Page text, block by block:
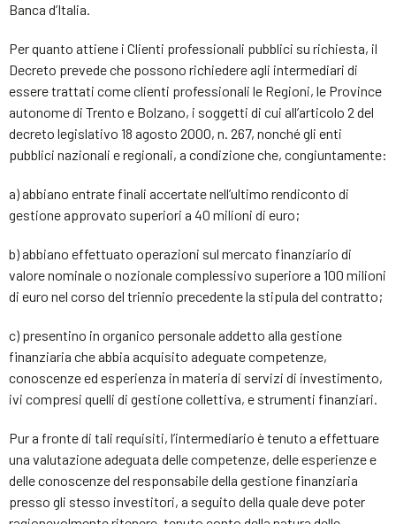
Banca d’Italia.
Per quanto attiene i Clienti professionali pubblici su richiesta, il
Decreto prevede che possono richiedere agli intermediari di
essere trattati come clienti professionali le Regioni, le Province
autonome di Trento e Bolzano, i soggetti di cui all’articolo 2 del
decreto legislativo 18 agosto 2000, n. 267, nonché gli enti
pubblici nazionali e regionali, a condizione che, congiuntamente:
a) abbiano entrate finali accertate nell’ultimo rendiconto di
gestione approvato superiori a 40 milioni di euro;
b) abbiano effettuato operazioni sul mercato finanziario di
valore nominale o nozionale complessivo superiore a 100 milioni
di euro nel corso del triennio precedente la stipula del contratto;
c) presentino in organico personale addetto alla gestione
finanziaria che abbia acquisito adeguate competenze,
conoscenze ed esperienza in materia di servizi di investimento,
ivi compresi quelli di gestione collettiva, e strumenti finanziari.
Pur a fronte di tali requisiti, l’intermediario è tenuto a effettuare
una valutazione adeguata delle competenze, delle esperienze e
delle conoscenze del responsabile della gestione finanziaria
presso gli stesso investitori, a seguito della quale deve poter